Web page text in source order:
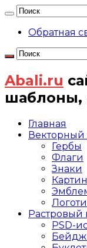
Обратная
Abali.ru
шаблоны,
Главная
Векторный
Гербы
Флаги
Знаки
Растровый
PSD-